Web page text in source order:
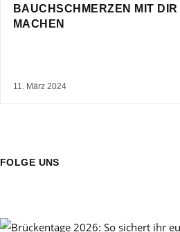
BAUCHSCHMERZEN MIT DIR
MACHEN
11. März 2024
FOLGE UNS